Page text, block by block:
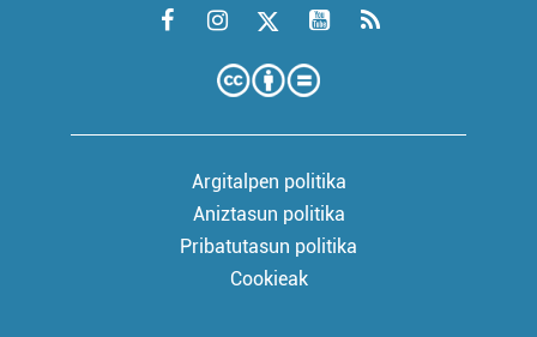
Argitalpen politika
Aniztasun politika
Pribatutasun politika
Cookieak